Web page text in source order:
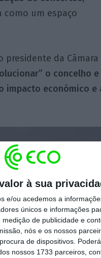
à sua
e/ou acedemos a
únicos e informações
de publicidade e
nós e os nossos
de dispositivos.
nossos 1733 parceiros,
como um espaço
presidente da Câmara
o concelho e
impacto económico e